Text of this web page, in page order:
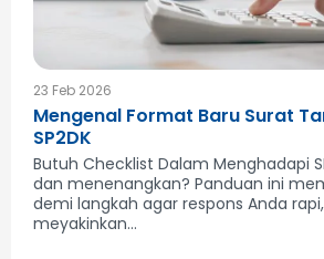
23 Feb 2026
Mengenal Format Baru Surat
SP2DK
Butuh Checklist Dalam Menghadapi
dan menenangkan? Panduan ini
demi langkah agar respons Anda
meyakinkan...